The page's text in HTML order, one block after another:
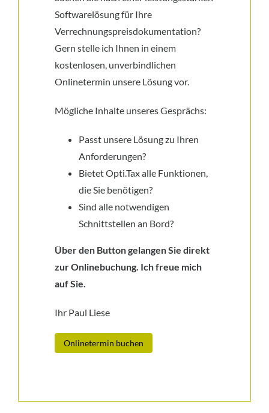
Softwarelösung für Ihre
Verrechnungspreisdokumentation?
Gern stelle ich Ihnen in einem
kostenlosen, unverbindlichen
Onlinetermin unsere Lösung vor.
Mögliche Inhalte unseres Gesprächs:
Passt unsere Lösung zu Ihren
Anforderungen?
Bietet Opti.Tax alle Funktionen,
die Sie benötigen?
Sind alle notwendigen
Schnittstellen an Bord?
Über den Button gelangen Sie direkt
zur Onlinebuchung. Ich freue mich
auf Sie.
Ihr Paul Liese
Onlinetermin buchen